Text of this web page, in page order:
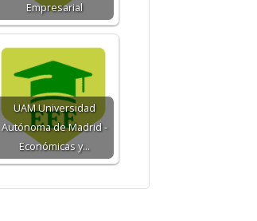
Empresarial
UAM Universidad
Autónoma de Madrid -
Económicas y…